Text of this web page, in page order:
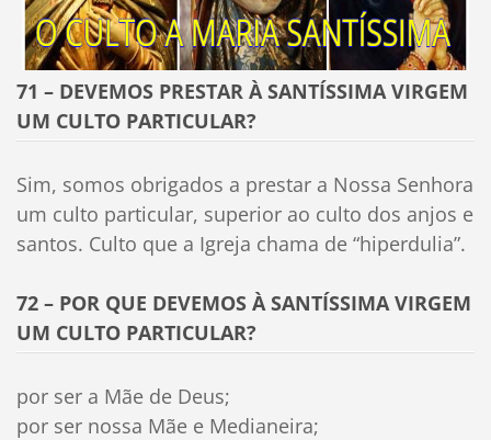
71 – DEVEMOS PRESTAR À SANTÍSSIMA VIRGEM
UM CULTO PARTICULAR?
Sim, somos obrigados a prestar a Nossa Senhora
um culto particular, superior ao culto dos anjos e
santos. Culto que a Igreja chama de “hiperdulia”.
72 – POR QUE DEVEMOS À SANTÍSSIMA VIRGEM
UM CULTO PARTICULAR?
por ser a Mãe de Deus;
por ser nossa Mãe e Medianeira;